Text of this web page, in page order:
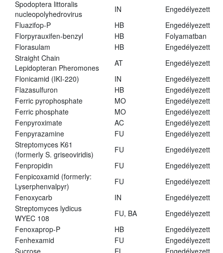
Spodoptera littoralis
nucleopolyhedrovirus
IN
Engedélyezett
Fluazifop-P
HB
Engedélyezett
Florpyrauxifen-benzyl
HB
Folyamatban
Florasulam
HB
Engedélyezett
Straight Chain
Lepidopteran Pheromones
AT
Engedélyezett
Flonicamid (IKI-220)
IN
Engedélyezett
Flazasulfuron
HB
Engedélyezett
Ferric pyrophosphate
MO
Engedélyezett
Ferric phosphate
MO
Engedélyezett
Fenpyroximate
AC
Engedélyezett
Fenpyrazamine
FU
Engedélyezett
Streptomyces K61
(formerly S. griseoviridis)
FU
Engedélyezett
Fenpropidin
FU
Engedélyezett
Fenpicoxamid (formerly:
Lyserphenvalpyr)
FU
Engedélyezett
Fenoxycarb
IN
Engedélyezett
Streptomyces lydicus
WYEC 108
FU, BA
Engedélyezett
Fenoxaprop-P
HB
Engedélyezett
Fenhexamid
FU
Engedélyezett